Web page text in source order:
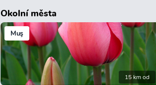
Okolní města
Muş
15 km od